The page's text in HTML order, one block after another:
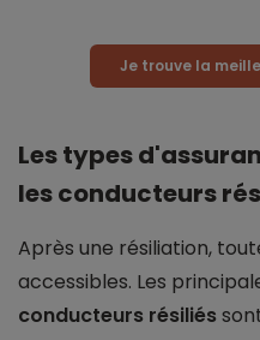
Je trouve la
Les types
les conducteurs
Après une résiliation,
accessibles. Les
conducteurs résiliés